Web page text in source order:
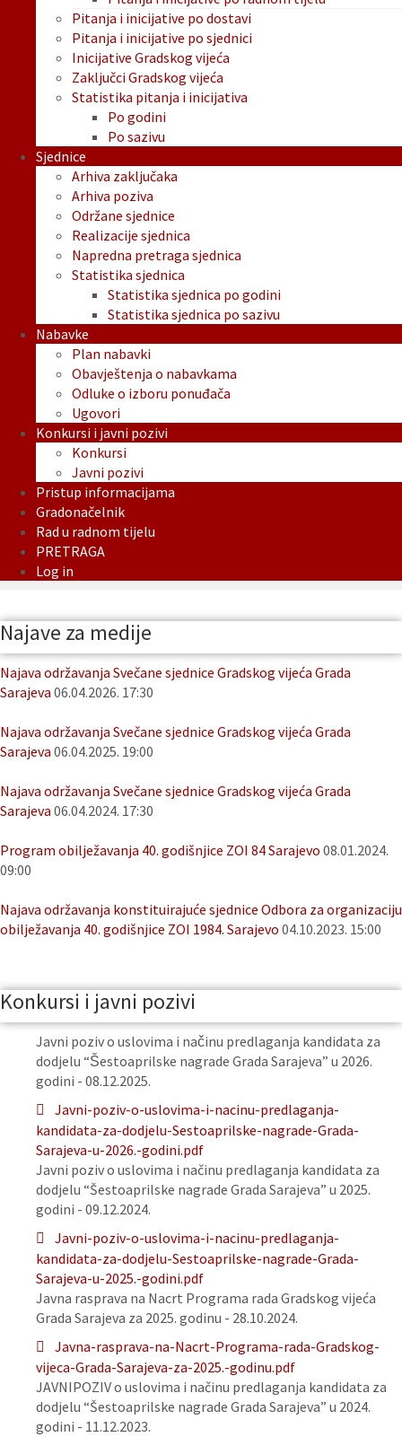
Pitanja i inicijative po dostavi
Pitanja i inicijative po sjednici
Inicijative Gradskog vijeća
Zaključci Gradskog vijeća
Statistika pitanja i inicijativa
Po godini
Po sazivu
Sjednice
Arhiva zaključaka
Arhiva poziva
Održane sjednice
Realizacije sjednica
Napredna pretraga sjednica
Statistika sjednica
Statistika sjednica po godini
Statistika sjednica po sazivu
Nabavke
Plan nabavki
Obavještenja o nabavkama
Odluke o izboru ponuđača
Ugovori
Konkursi i javni pozivi
Konkursi
Javni pozivi
Pristup informacijama
Gradonačelnik
Rad u radnom tijelu
PRETRAGA
Log in
Najave za medije
Najava održavanja Svečane sjednice Gradskog vijeća Grada
Sarajeva 06.04.2026. 17:30
Najava održavanja Svečane sjednice Gradskog vijeća Grada
Sarajeva 06.04.2025. 19:00
Najava održavanja Svečane sjednice Gradskog vijeća Grada
Sarajeva 06.04.2024. 17:30
Program obilježavanja 40. godišnjice ZOI 84 Sarajevo 08.01.2024.
09:00
Najava održavanja konstituirajuće sjednice Odbora za organizaciju
obilježavanja 40. godišnjice ZOI 1984. Sarajevo 04.10.2023. 15:00
Konkursi i javni pozivi
Javni poziv o uslovima i načinu predlaganja kandidata za
dodjelu “Šestoaprilske nagrade Grada Sarajeva” u 2026.
godini - 08.12.2025.
Javni-poziv-o-uslovima-i-nacinu-predlaganja-
kandidata-za-dodjelu-Sestoaprilske-nagrade-Grada-
Sarajeva-u-2026.-godini.pdf
Javni poziv o uslovima i načinu predlaganja kandidata za
dodjelu “Šestoaprilske nagrade Grada Sarajeva” u 2025.
godini - 09.12.2024.
Javni-poziv-o-uslovima-i-nacinu-predlaganja-
kandidata-za-dodjelu-Sestoaprilske-nagrade-Grada-
Sarajeva-u-2025.-godini.pdf
Javna rasprava na Nacrt Programa rada Gradskog vijeća
Grada Sarajeva za 2025. godinu - 28.10.2024.
Javna-rasprava-na-Nacrt-Programa-rada-Gradskog-
vijeca-Grada-Sarajeva-za-2025.-godinu.pdf
JAVNIPOZIV o uslovima i načinu predlaganja kandidata za
dodjelu “Šestoaprilske nagrade Grada Sarajeva” u 2024.
godini - 11.12.2023.